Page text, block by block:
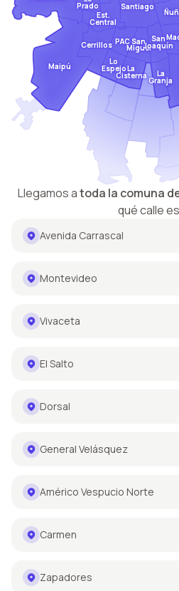
Maipú
Cerrillos
Est.
Central
Prado Santiago
La
Cisterna
Lo
Espejo
PACSan
Miguel
La
Granja
San
Joaquín
Llegamos atoda la comuna
qué calle
Avenida Carrascal
Montevideo
Vivaceta
El Salto
Dorsal
General Velásquez
Américo Vespucio Norte
Carmen
Zapadores